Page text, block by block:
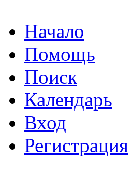
Начало
Помощь
Поиск
Календарь
Вход
Регистрация